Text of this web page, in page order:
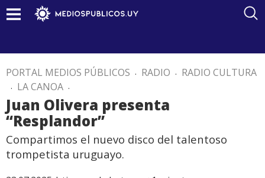
PORTAL MEDIOS PÚBLICOS . RADIO . RADIO CULTURA
. LA CANOA .
Juan Olivera presenta
“Resplandor”
Compartimos el nuevo disco del talentoso
trompetista uruguayo.